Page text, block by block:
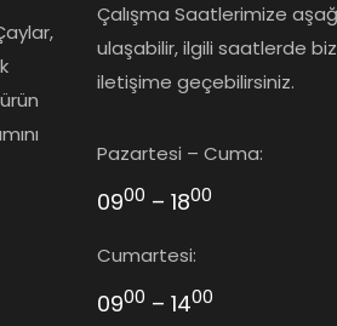
Çalışma Saatlerimize
ulaşabilir, ilgili saatlerde
iletişime geçebilirsiniz.
Pazartesi – Cuma:
0900 – 1800
Cumartesi:
0900 – 1400